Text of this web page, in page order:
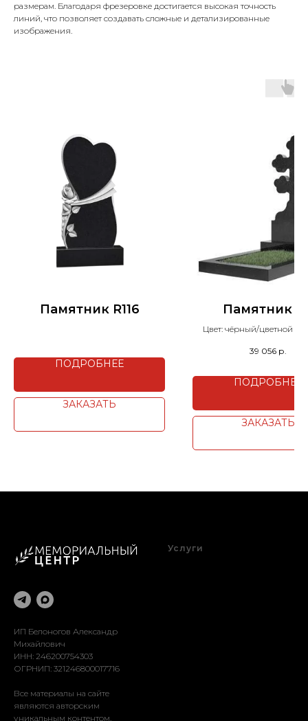
размерам. Благодаря фрезеровке достигается высокая точность
линий, что позволяет создавать сложные и детализированные
изображения.
Памятник R116
ПОДРОБНЕЕ
ЗАКАЗАТЬ
Памятник
Цвет: чёрный/цветной
39 056 р.
ПОДРОБНЕЕ
ЗАКАЗАТЬ
ИП Белоногов Александр
Михайлович
ИНН: 246200754303
ОГРНИП: 321246800017716
Все материалы на сайте
являются авторским
уникальным контентом.
Услуги